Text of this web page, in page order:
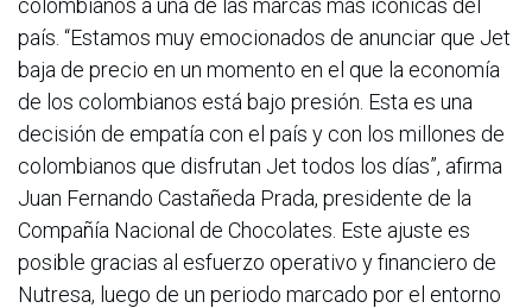
país. “Estamos muy emocionados de anunciar que Jet
baja de precio en un momento en el que la economía
de los colombianos está bajo presión. Esta es una
decisión de empatía con el país y con los millones de
colombianos que disfrutan Jet todos los días”, afirma
Juan Fernando Castañeda Prada, presidente de la
Compañía Nacional de Chocolates. Este ajuste es
posible gracias al esfuerzo operativo y financiero de
Nutresa, luego de un periodo marcado por el entorno